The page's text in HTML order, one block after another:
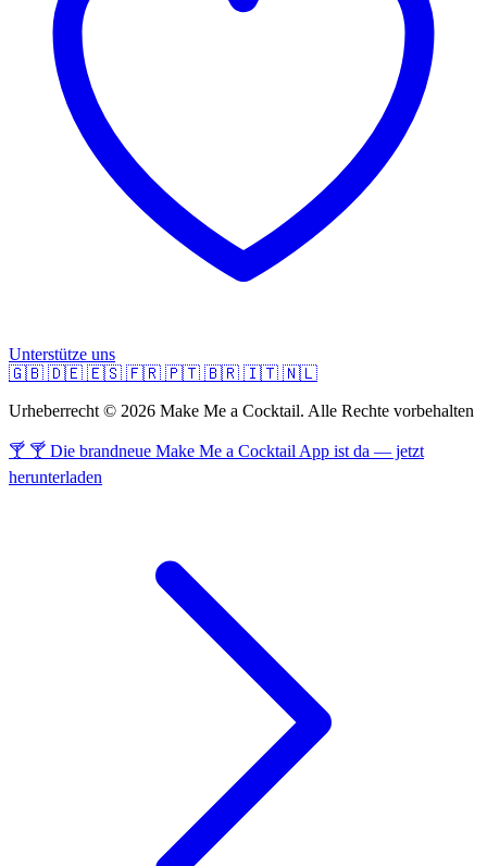
Unterstütze uns
🇬🇧 🇩🇪 🇪🇸 🇫🇷 🇵🇹 🇧🇷 🇮🇹 🇳🇱
Urheberrecht © 2026 Make Me a Cocktail. Alle Rechte vorbehalten
🍸 🍸 Die brandneue Make Me a Cocktail App ist da — jetzt
herunterladen